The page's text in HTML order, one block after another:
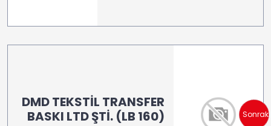
DMD TEKSTİL TRANSFER
BASKI LTD ŞTİ. (LB 160)
Sonraki